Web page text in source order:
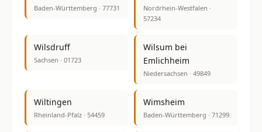
Baden-Württemberg · 77731
Nordrhein-Westfalen ·
57234
Wilsdruff
Sachsen · 01723
Wilsum bei
Emlichheim
Niedersachsen · 49849
Wiltingen
Rheinland-Pfalz · 54459
Wimsheim
Baden-Württemberg · 71299